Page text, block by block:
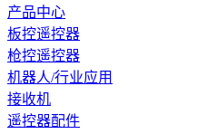
产品中心
板控遥控器
枪控遥控器
机器人/行业应用
接收机
遥控器配件